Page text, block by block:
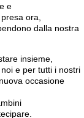
e
ora,
dalla nostra
insieme,
e per tutti i nostri
occasione